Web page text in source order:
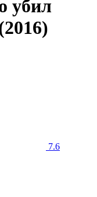
убил
7.6